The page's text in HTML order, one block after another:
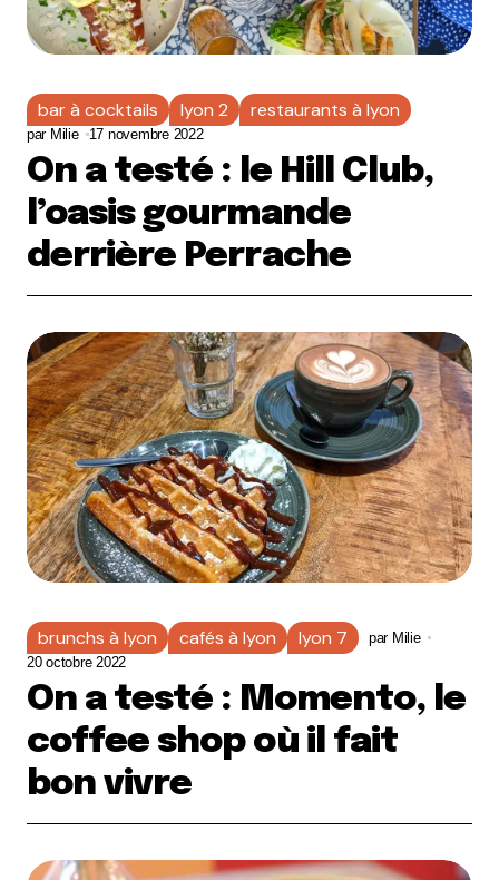
bar à cocktails lyon 2 restaurants à lyon
par Milie 17 novembre 2022
On a testé : le Hill Club,
l’oasis gourmande
derrière Perrache
brunchs à lyon cafés à lyon lyon 7 par Milie
20 octobre 2022
On a testé : Momento, le
coffee shop où il fait
bon vivre